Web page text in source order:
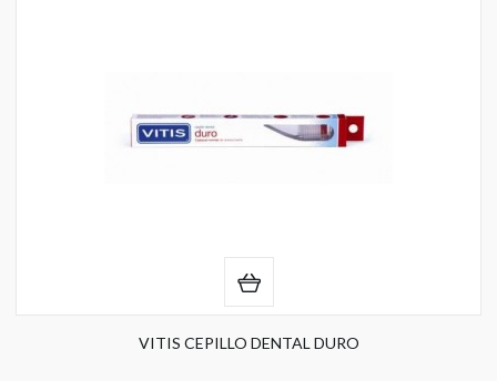
VITIS CEPILLO DENTAL DURO